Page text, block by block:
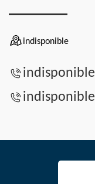
indisponible
indisponible
indisponible